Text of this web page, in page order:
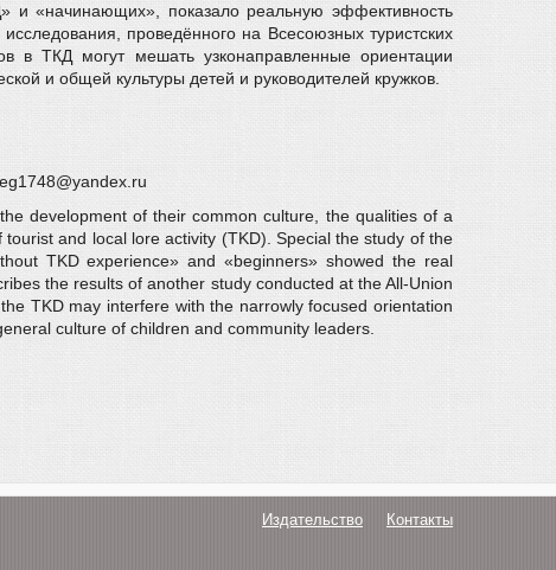
и «начинающих», показало реальную эффективность
проведённого на Всесоюзных туристских
в ТКД могут мешать узконаправленные ориентации
и общей культуры детей и руководителей кружков.
development of their common culture, the qualities of a
and local lore activity (TKD). Special the study of the
TKD experience» and «beginners» showed the real
the results of another study conducted at the All-Union
TKD may interfere with the narrowly focused orientation
culture of children and community leaders.
Издательство Контакты